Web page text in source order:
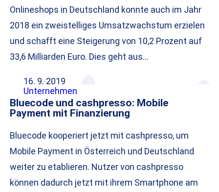
Onlineshops in Deutschland konnte auch im Jahr
2018 ein zweistelliges Umsatzwachstum erzielen
und schafft eine Steigerung von 10,2 Prozent auf
33,6 Milliarden Euro. Dies geht aus…
16. 9. 2019
Unternehmen
Bluecode und cashpresso: Mobile
Payment mit Finanzierung
Bluecode kooperiert jetzt mit cashpresso, um
Mobile Payment in Österreich und Deutschland
weiter zu etablieren. Nutzer von cashpresso
können dadurch jetzt mit ihrem Smartphone am